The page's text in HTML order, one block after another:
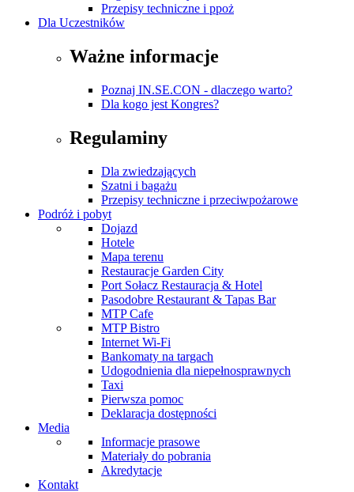
Przepisy techniczne i ppoż
Dla Uczestników
Ważne informacje
Poznaj IN.SE.CON - dlaczego warto?
Dla kogo jest Kongres?
Regulaminy
Dla zwiedzających
Szatni i bagażu
Przepisy techniczne i przeciwpożarowe
Podróż i pobyt
Dojazd
Hotele
Mapa terenu
Restauracje Garden City
Port Sołacz Restauracja & Hotel
Pasodobre Restaurant & Tapas Bar
MTP Cafe
MTP Bistro
Internet Wi-Fi
Bankomaty na targach
Udogodnienia dla niepełnosprawnych
Taxi
Pierwsza pomoc
Deklaracja dostępności
Media
Informacje prasowe
Materiały do pobrania
Akredytacje
Kontakt